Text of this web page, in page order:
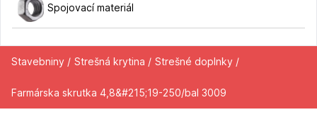
Spojovací materiál
Stavebniny / Strešná krytina / Strešné doplnky /
Farmárska skrutka 4,8&#215;19-250/bal 3009